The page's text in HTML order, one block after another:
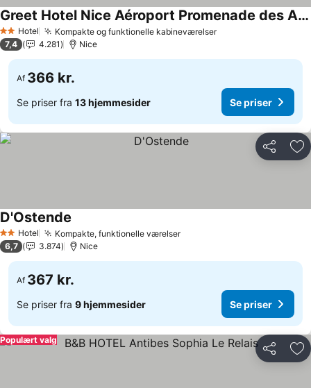
2 Stjerner
Hotel Kompakte og funktionelle kabineværelser
Greet Hotel Nice Aéroport Promenade des Anglais
7,4 4.281 Nice
Af 366 kr.
Se priser fra 13 hjemmesider Se priser
Del
2 Stjerner
Hotel Kompakte, funktionelle værelser
D'Ostende
6,7 3.874 Nice
Af 367 kr.
Se priser fra 9 hjemmesider Se priser
Del
Populært valg